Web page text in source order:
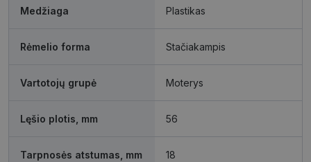
Medžiaga Plastikas
Rėmelio forma Stačiakampis
Vartotojų grupė Moterys
Lęšio plotis, mm 56
Tarpnosės atstumas, mm 18
Statistikos slapukai
Rinkodaros slapukai
Funkciniai slapukai
slapukai atpažįsta Jūsų įrenginį, tačiau neatskleidžia